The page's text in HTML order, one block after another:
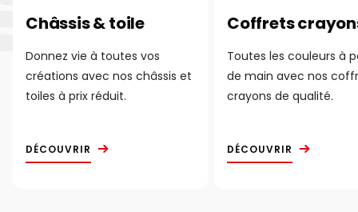
Châssis & toile
Donnez vie à toutes vos
créations avec nos châssis et
toiles à prix réduit.
DÉCOUVRIR
Coffrets
Toutes les couleurs à
de main avec nos
crayons de qualité.
DÉCOUVRIR